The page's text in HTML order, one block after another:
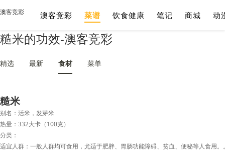
糙米的功效-澳客竞彩
澳客竞彩 澳客竞彩 菜谱 饮食健康 笔记 商城 动
精选 最新 食材 菜单
糙米
别名：活米，发芽米
热量：332大卡（100克）
分类：
适宜人群：一般人群均可食用，尤适于肥胖、胃肠功能障碍、贫血、便秘等人食用。